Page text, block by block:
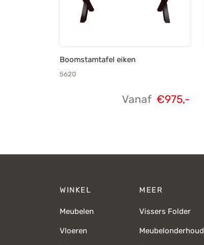
Boomstamtafel eiken
5620
Vanaf €975,-
WINKEL
Meubelen
Vloeren
MEER
Vissers Folder
Meubelonderhoud